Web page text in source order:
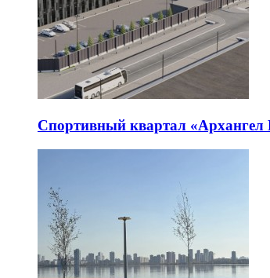
Спортивный квартал